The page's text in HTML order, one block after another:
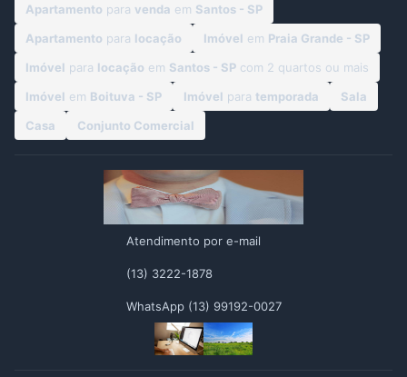
Apartamento para venda em Santos - SP
Apartamento para locação Imóvel em Praia Grande - SP
Imóvel para locação em Santos - SP com 2 quartos ou mais
Imóvel em Boituva - SP Imóvel para temporada
Sala
Casa
Conjunto Comercial
Atendimento por e-mail
(13) 3222-1878
WhatsApp (13) 99192-0027